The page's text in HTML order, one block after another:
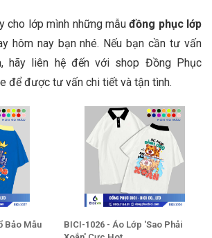
cho lớp mình những mẫuđồng phục lớp
hôm nay bạn nhé. Nếu bạn cần tư vấn
hãy liên hệ đến với shop Đồng Phục
để được tư vấn chi tiết và tận tình.
Bảo Mẫu
BICI-1026 - Áo Lớp 'Sao Phải